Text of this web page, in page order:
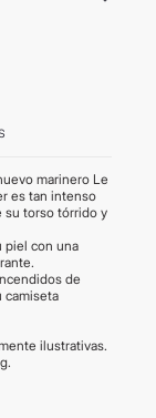
marinero Le
es tan intenso
su torso tórrido y
piel con una
de
camiseta
ilustrativas.